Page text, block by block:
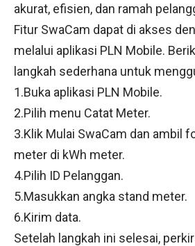
akurat, efisien, dan ramah
Fitur SwaCam dapat di akses
melalui aplikasi PLN Mobile.
langkah sederhana untuk
1.Buka aplikasi PLN Mobile.
2.Pilih menu Catat Meter.
3.Klik Mulai SwaCam dan ambil
meter di kWh meter.
4.Pilih ID Pelanggan.
5.Masukkan angka stand meter.
6.Kirim data.
Setelah langkah ini selesai,